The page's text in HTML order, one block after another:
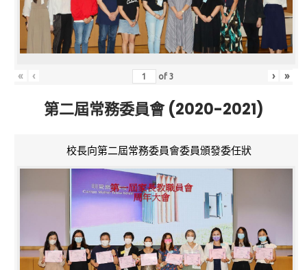
« ‹ of3 › »
第二屆常務委員會 (2020-2021)
校長向第二屆常務委員會委員頒發委任狀